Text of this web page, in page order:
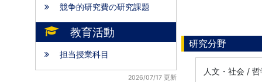
競争的研究費の研究課題
教育活動
担当授業科目
2026/07/17 更新
研究分野
人文・社会 /